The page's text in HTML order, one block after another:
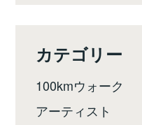
カテゴリー
100kmウォーク
アーティスト